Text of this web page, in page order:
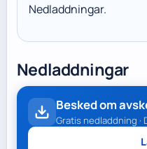
Nedladdningar.
Nedladdningar
Besked om
Gratis nedladdning ·